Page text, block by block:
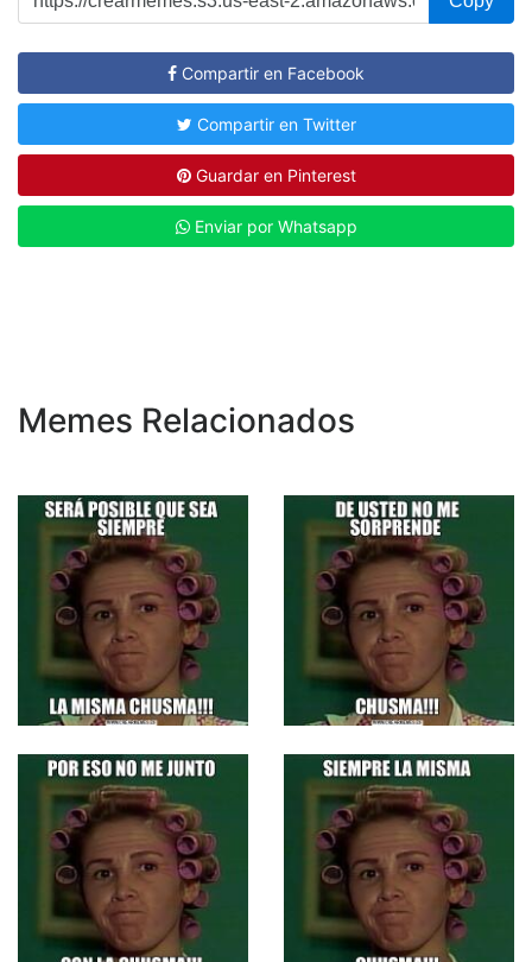
Compartir en Facebook
Compartir en Twitter
Guardar en Pinterest
Enviar por Whatsapp
Memes Relacionados